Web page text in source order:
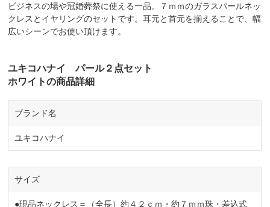
ビジネスの場や冠婚葬祭に使える一品。７ｍｍのガラスパールネッ
クレスとイヤリングのセットです。耳元と首元を揃えることで、幅
広いシーンでお使い頂けます。
ユキコハナイ パール２点セット
ホワイトの商品詳細
ブランド名
ユキコハナイ
サイズ
●現品ネックレス＝（全長）約４２ｃｍ・約７ｍｍ珠・差込式